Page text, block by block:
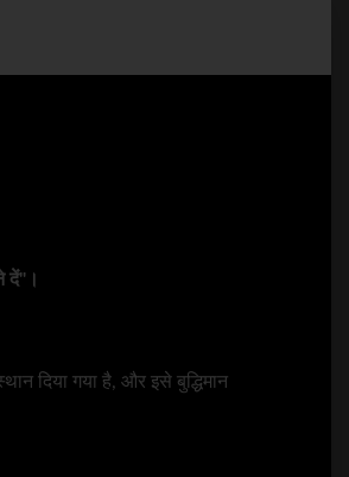
दें"।
दिया गया है, और इसे बुद्धिमान